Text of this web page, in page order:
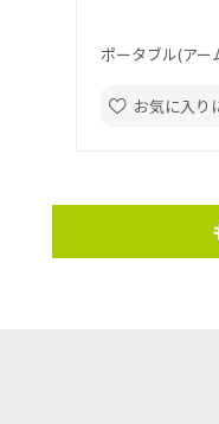
ポータブル(アー
お気に入り